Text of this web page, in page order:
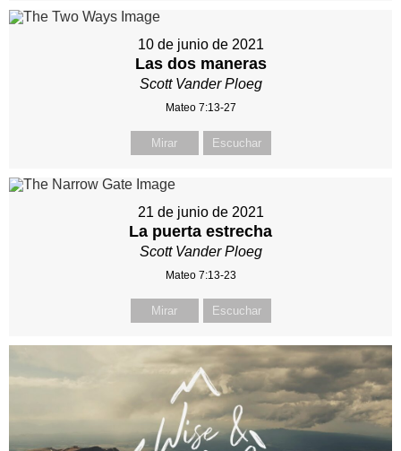
10 de junio de 2021
Las dos maneras
Scott Vander Ploeg
Mateo 7:13-27
Mirar Escuchar
21 de junio de 2021
La puerta estrecha
Scott Vander Ploeg
Mateo 7:13-23
Mirar Escuchar